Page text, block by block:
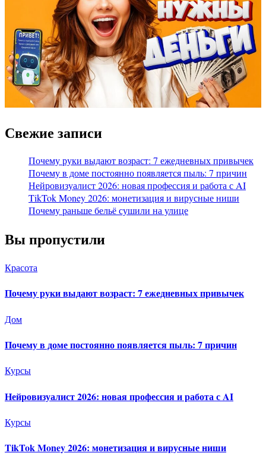
Свежие записи
Почему руки выдают возраст: 7 ежедневных привычек
Почему в доме постоянно появляется пыль: 7 причин
Нейровизуалист 2026: новая профессия и работа с AI
TikTok Money 2026: монетизация и вирусные ниши
Почему раньше бельё сушили на улице
Вы пропустили
Красота
Почему руки выдают возраст: 7 ежедневных привычек
Дом
Почему в доме постоянно появляется пыль: 7 причин
Курсы
Нейровизуалист 2026: новая профессия и работа с AI
Курсы
TikTok Money 2026: монетизация и вирусные ниши